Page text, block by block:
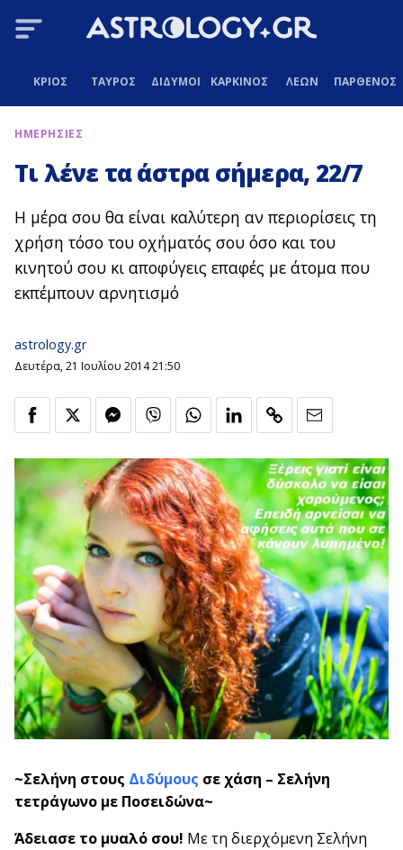
ΚΡΙΟΣ ΤΑΥΡΟΣ ΔΙΔΥΜΟΙ ΚΑΡΚΙΝΟΣ ΛΕΩΝ ΠΑΡΘΕΝΟΣ
ΗΜΕΡΗΣΙΕΣ
Τι λένε τα άστρα σήμερα, 22/7
Η μέρα σου θα είναι καλύτερη αν περιορίσεις τη
χρήση τόσο του οχήματός σου όσο και του
κινητού σου κι αποφύγεις επαφές με άτομα που
εκπέμπουν αρνητισμό
astrology.gr
Δευτέρα, 21 Ιουλίου 2014 21:50
~Σελήνη στους Διδύμους σε χάση – Σελήνη
τετράγωνο με Ποσειδώνα~
Άδειασε το μυαλό σου! Με τη διερχόμενη Σελήνη